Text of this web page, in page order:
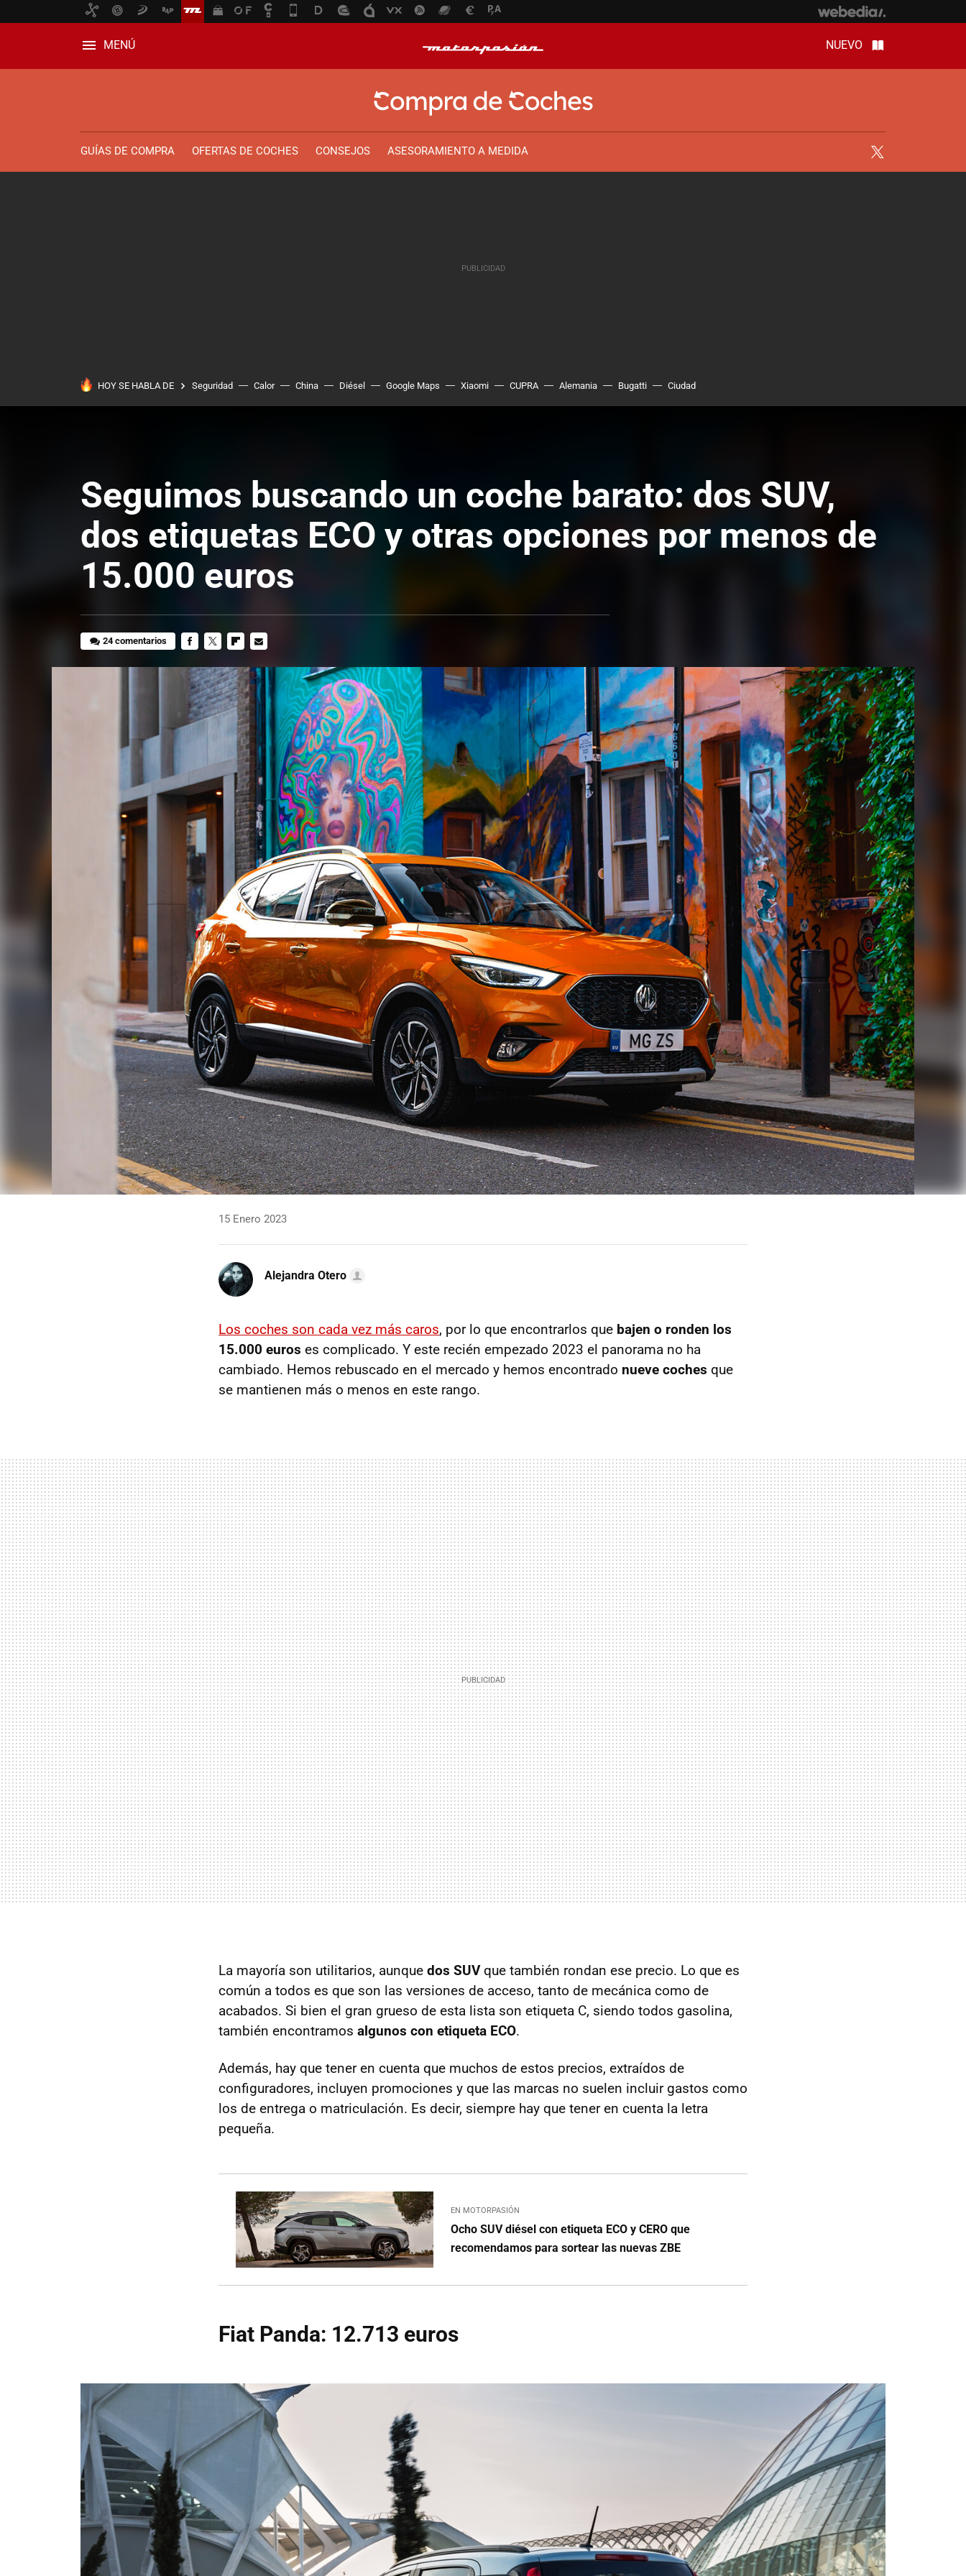
MENÚ NUEVO
GUÍAS DE COMPRA OFERTAS DE COCHES CONSEJOS ASESORAMIENTO A MEDIDA
HOY SE HABLA DE Seguridad Calor China Diésel Google Maps Xiaomi CUPRA Alemania Bugatti Ciudad
Seguimos buscando un coche barato: dos SUV,
dos etiquetas ECO y otras opciones por menos de
15.000 euros
24 comentarios
MAIL
15 Enero 2023
Alejandra Otero
Los coches son cada vez más caros, por lo que encontrarlos que bajen o ronden los
15.000 euros es complicado. Y este recién empezado 2023 el panorama no ha
cambiado. Hemos rebuscado en el mercado y hemos encontrado nueve coches que
se mantienen más o menos en este rango.
La mayoría son utilitarios, aunque dos SUVque también rondan ese precio. Lo que es
común a todos es que son las versiones de acceso, tanto de mecánica como de
acabados. Si bien el gran grueso de esta lista son etiqueta C, siendo todos gasolina,
también encontramos algunos con etiqueta ECO.
Además, hay que tener en cuenta que muchos de estos precios, extraídos de
configuradores, incluyen promociones y que las marcas no suelen incluir gastos como
los de entrega o matriculación. Es decir, siempre hay que tener en cuenta la letra
pequeña.
EN MOTORPASIÓN
Ocho SUV diésel con etiqueta ECO y CERO que
recomendamos para sortear las nuevas ZBE
Fiat Panda: 12.713 euros